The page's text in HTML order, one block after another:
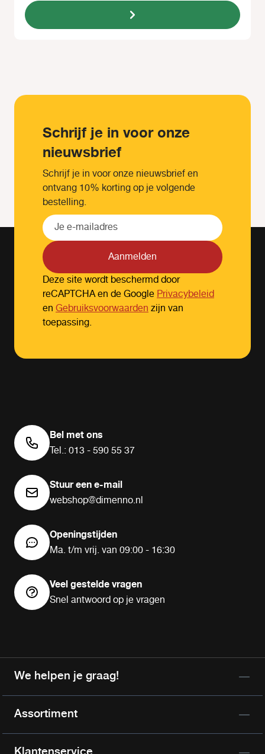
Schrijf je in voor onze
nieuwsbrief
Schrijf je in voor onze nieuwsbrief en
ontvang 10% korting op je volgende
bestelling.
Aanmelden
Deze site wordt beschermd door
reCAPTCHA en de GooglePrivacybeleid
en Gebruiksvoorwaardenzijn van
toepassing.
Bel met ons
Tel.: 013 - 590 55 37
Stuur een e-mail
webshop@dimenno.nl
Openingstijden
Ma. t/m vrij. van 09:00 - 16:30
Veel gestelde vragen
Snel antwoord op je vragen
We helpen je graag!
Assortiment